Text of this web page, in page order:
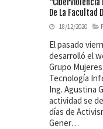
De La Facultad
18/12/2020
El pasado
desarrolló el
Grupo
Tecnología
Ing. Agustina
actividad se
días de
Gener…